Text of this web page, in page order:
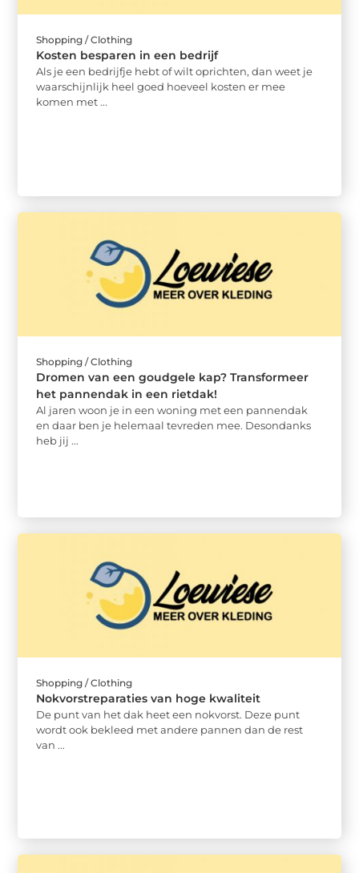
Shopping / Clothing
Kosten besparen in een bedrijf
Als je een bedrijfje hebt of wilt oprichten, dan weet je
waarschijnlijk heel goed hoeveel kosten er mee
komen met ...
Shopping / Clothing
Dromen van een goudgele kap? Transformeer
het pannendak in een rietdak!
Al jaren woon je in een woning met een pannendak
en daar ben je helemaal tevreden mee. Desondanks
heb jij ...
Shopping / Clothing
Nokvorstreparaties van hoge kwaliteit
De punt van het dak heet een nokvorst. Deze punt
wordt ook bekleed met andere pannen dan de rest
van ...